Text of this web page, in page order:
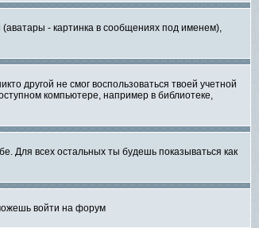
- картинка в сообщениях под именем),
другой не смог воспользоваться твоей учетной
компьютере, например в библиотеке,
Для всех остальных ты будешь показываться как
войти на форум